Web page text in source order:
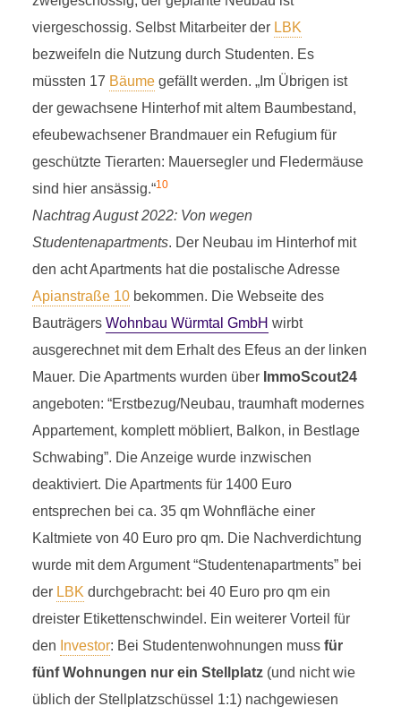
19 Minuten Lesezeit
viergeschossig. Selbst Mitarbeiter der LBK
bezweifeln die Nutzung durch Studenten. Es
müssten 17 Bäumegefällt werden. „Im Übrigen ist
der gewachsene Hinterhof mit altem Baumbestand,
efeubewachsener Brandmauer ein Refugium für
geschützte Tierarten: Mauersegler und Fledermäuse
sind hier ansässig.“10
Nachtrag August 2022: Von wegen
Studentenapartments. Der Neubau im Hinterhof mit
den acht Apartments hat die postalische Adresse
Apianstraße 10bekommen. Die Webseite des
Bauträgers Wohnbau Würmtal GmbH wirbt
ausgerechnet mit dem Erhalt des Efeus an der linken
Mauer. Die Apartments wurden über ImmoScout24
angeboten: “Erstbezug/Neubau, traumhaft modernes
Appartement, komplett möbliert, Balkon, in Bestlage
Schwabing”. Die Anzeige wurde inzwischen
deaktiviert. Die Apartments für 1400 Euro
entsprechen bei ca. 35 qm Wohnfläche einer
Kaltmiete von 40 Euro pro qm. Die Nachverdichtung
wurde mit dem Argument “Studentenapartments” bei
der LBK durchgebracht: bei 40 Euro pro qm ein
dreister Etikettenschwindel. Ein weiterer Vorteil für
den Investor: Bei Studentenwohnungen muss für
fünf Wohnungen nur ein Stellplatz(und nicht wie
üblich der Stellplatzschüssel 1:1) nachgewiesen